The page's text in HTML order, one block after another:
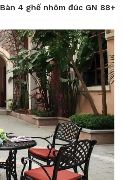
Bàn 4 ghế nhôm đúc GN 88+